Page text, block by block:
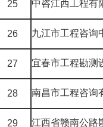
25 中咨江西工程有
26 九江市工程咨询
27 宜春市工程勘测
28 南昌市工程咨询
29 江西省赣南公